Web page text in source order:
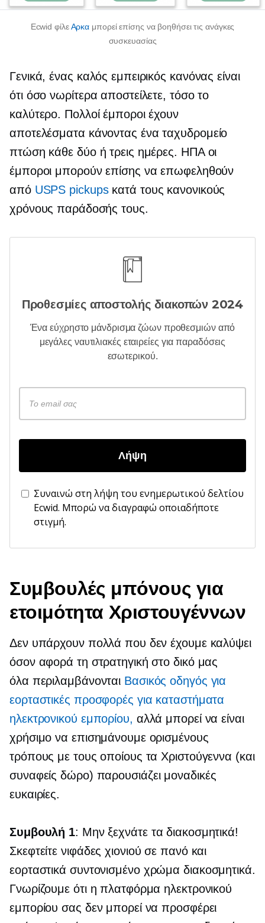
Ecwid φίλεΑρκα μπορεί επίσης να βοηθήσει τις ανάγκες
συσκευασίας
Γενικά, ένας καλός εμπειρικός κανόνας είναι
ότι όσο νωρίτερα αποστείλετε, τόσο το
καλύτερο. Πολλοί έμποροι έχουν
αποτελέσματα κάνοντας έναταχυδρομείο
πτώση κάθε δύο ή τρεις ημέρες. ΗΠΑοι
έμποροι μπορούν επίσης να επωφεληθούν
από USPS pickupsκατά τους κανονικούς
χρόνους παράδοσής τους.
Προθεσμίες αποστολής διακοπών 2024
Ένα εύχρηστο μάνδρισμα ζώωνπροθεσμιών από
μεγάλες ναυτιλιακές εταιρείες για παραδόσεις
εσωτερικού.
Λήψη
Συναινώ στη λήψη του ενημερωτικού δελτίου
Ecwid. Μπορώ να διαγραφώ οποιαδήποτε
στιγμή.
Συμβουλές μπόνους για
ετοιμότητα Χριστουγέννων
Δεν υπάρχουν πολλά που δεν έχουμε καλύψει
όσον αφορά τη στρατηγική στο δικό μας
όλα περιλαμβάνονται Βασικός οδηγός για
εορταστικές προσφορές για καταστήματα
ηλεκτρονικού εμπορίου, αλλά μπορεί να είναι
χρήσιμο να επισημάνουμε ορισμένους
τρόπους με τους οποίους τα Χριστούγεννα (και
συναφείςδώρο) παρουσιάζει μοναδικές
ευκαιρίες.
Συμβουλή 1: Μην ξεχνάτε τα διακοσμητικά!
Σκεφτείτε νιφάδες χιονιού σε πανό και
εορταστικά συντονισμένο χρώμα διακοσμητικά.
Γνωρίζουμε ότι η πλατφόρμα ηλεκτρονικού
εμπορίου σας δεν μπορεί να προσφέρει